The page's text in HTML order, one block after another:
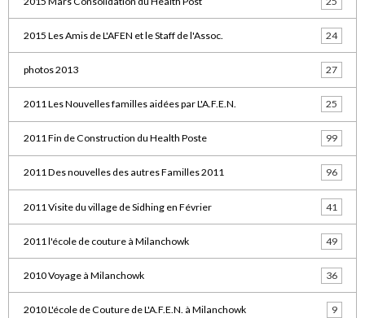
2015 Les Amis de L'AFEN et le Staff de l'Assoc. 24
photos 2013 27
2011 Les Nouvelles familles aidées par L'A.F.E.N. 25
2011 Fin de Construction du Health Poste 99
2011 Des nouvelles des autres Familles 2011 96
2011 Visite du village de Sidhing en Février 41
2011 l'école de couture à Milanchowk 49
2010 Voyage à Milanchowk 36
2010 L'école de Couture de L'A.F.E.N. à Milanchowk 9